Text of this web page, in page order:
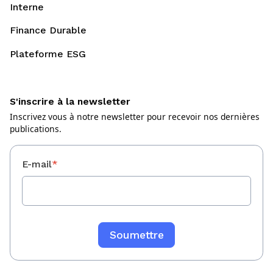
Interne
Finance Durable
Plateforme ESG
S'inscrire à la newsletter
Inscrivez vous à notre newsletter pour recevoir nos dernières
publications.
E-mail*